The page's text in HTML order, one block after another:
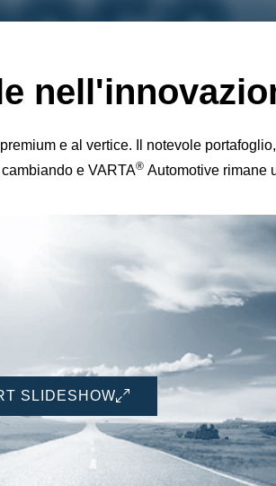
e al vertice. Il notevole
e VARTA® Automotive rimane
SLIDESHOW